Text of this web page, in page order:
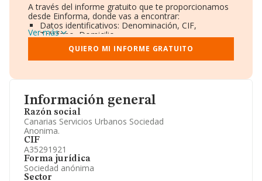
Información general
Razón social
Canarias Servicios Urbanos Sociedad
Anonima.
CIF
A35291921
Forma jurídica
Sociedad anónima
Sector
A través del informe gratuito que te proporcionamos
desde Einforma, donde vas a encontrar:
Datos identificativos: Denominación, CIF,
Teléfono, Domicilio.
Informe Mercantil Completo (BORME).
Gráficos de Evolución Ventas y Empleados.
Consejo de Administración y Administradores.
Accionistas.
Artículos de prensa publicados sobre la empresa.
Información oficial y registral complementaria.
Ver más
QUIERO MI INFORME GRATUITO